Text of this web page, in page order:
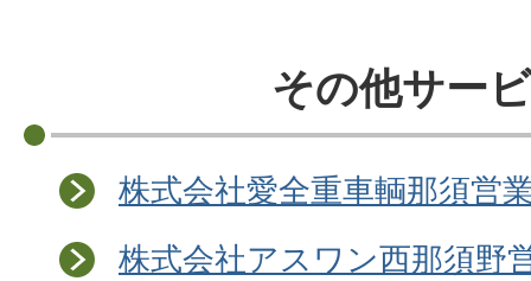
その他サー
株式会社愛全重車輌那須営
株式会社アスワン西那須野